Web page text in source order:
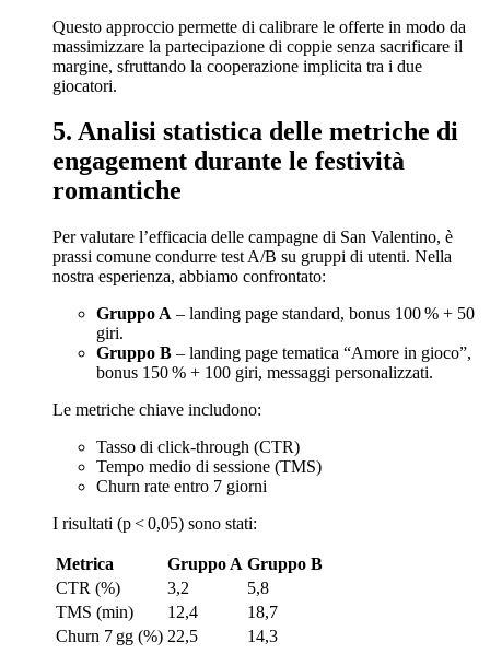
Questo approccio permette di calibrare le offerte in modo da
massimizzare la partecipazione di coppie senza sacrificare il
margine, sfruttando la cooperazione implicita tra i due
giocatori.
5. Analisi statistica delle metriche di
engagement durante le festività
romantiche
Per valutare l’efficacia delle campagne di San Valentino, è
prassi comune condurre test A/B su gruppi di utenti. Nella
nostra esperienza, abbiamo confrontato:
Gruppo A – landing page standard, bonus 100 % + 50
giri.
Gruppo B – landing page tematica “Amore in gioco”,
bonus 150 % + 100 giri, messaggi personalizzati.
Le metriche chiave includono:
Tasso di click‑through (CTR)
Tempo medio di sessione (TMS)
Churn rate entro 7 giorni
I risultati (p < 0,05) sono stati:
Metrica Gruppo A Gruppo B
CTR (%)
3,2
5,8
TMS (min)
12,4
18,7
Churn 7 gg (%) 22,5 14,3